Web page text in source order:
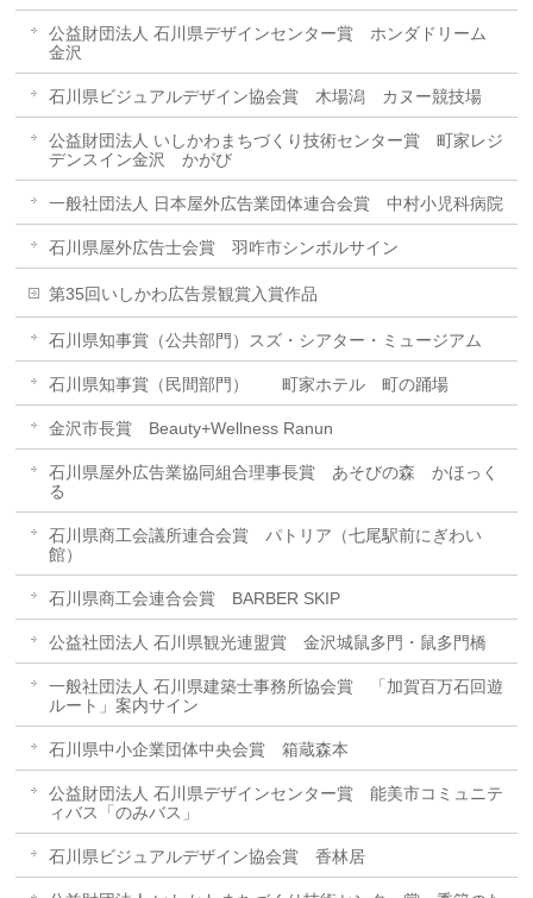
公益財団法人 石川県デザインセンター賞 ホンダドリーム
金沢
石川県ビジュアルデザイン協会賞 木場潟 カヌー競技場
公益財団法人 いしかわまちづくり技術センター賞 町家レジ
デンスイン金沢 かがび
一般社団法人 日本屋外広告業団体連合会賞 中村小児科病院
石川県屋外広告士会賞 羽咋市シンボルサイン
第35回いしかわ広告景観賞入賞作品
石川県知事賞（公共部門）スズ・シアター・ミュージアム
石川県知事賞（民間部門） 町家ホテル 町の踊場
金沢市長賞 Beauty+Wellness Ranun
石川県屋外広告業協同組合理事長賞 あそびの森 かほっく
る
石川県商工会議所連合会賞 パトリア（七尾駅前にぎわい
館）
石川県商工会連合会賞 BARBER SKIP
公益社団法人 石川県観光連盟賞 金沢城鼠多門・鼠多門橋
一般社団法人 石川県建築士事務所協会賞 「加賀百万石回遊
ルート」案内サイン
石川県中小企業団体中央会賞 箱蔵森本
公益財団法人 石川県デザインセンター賞 能美市コミュニテ
ィバス「のみバス」
石川県ビジュアルデザイン協会賞 香林居